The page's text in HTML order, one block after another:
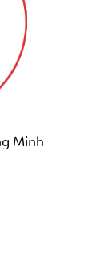
Minh